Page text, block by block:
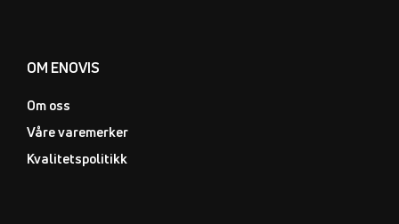
OM ENOVIS
Om oss
Våre varemerker
Kvalitetspolitikk